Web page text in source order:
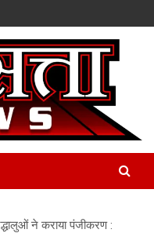
ने कराया पंजीकरण :